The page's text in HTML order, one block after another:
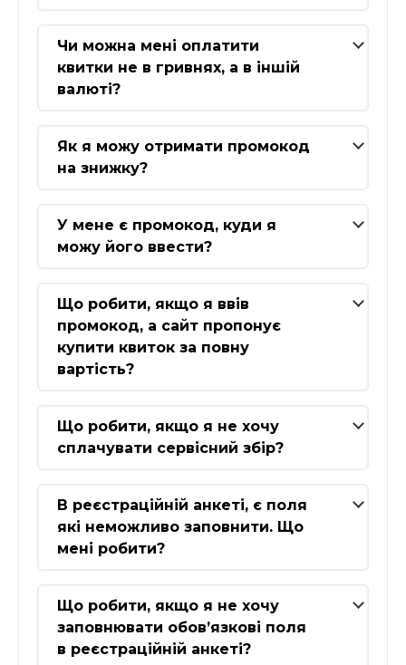
Чи можна мені оплатити
квитки не в гривнях, а в іншій
валюті?
Як я можу отримати промокод
на знижку?
У мене є промокод, куди я
можу його ввести?
Що робити, якщо я ввів
промокод, а сайт пропонує
купити квиток за повну
вартість?
Що робити, якщо я не хочу
сплачувати сервісний збір?
В реєстраційній анкеті, є поля
які неможливо заповнити. Що
мені робити?
Що робити, якщо я не хочу
заповнювати обов’язкові поля
в реєстраційній анкеті?